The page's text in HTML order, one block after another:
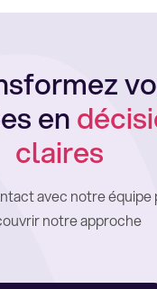
en
claires
avec notre équipe
notre approche